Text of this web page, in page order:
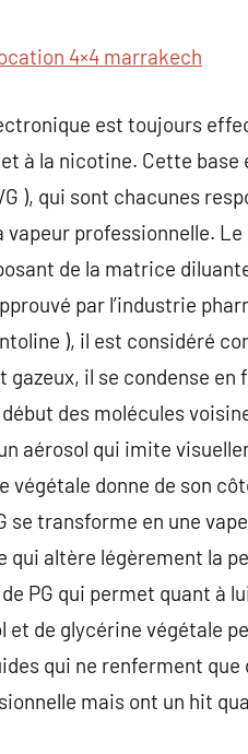
4×4 marrakech
est toujours
à la nicotine. Cette
), qui sont chacunes
professionnelle.
de la matrice
par l’industrie
), il est considéré
gazeux, il se condense
des molécules
aérosol qui imite
végétale donne de son
se transforme en une
altère légèrement la
de PG qui permet quant
et de glycérine végétale
qui ne renferment
mais ont un hit